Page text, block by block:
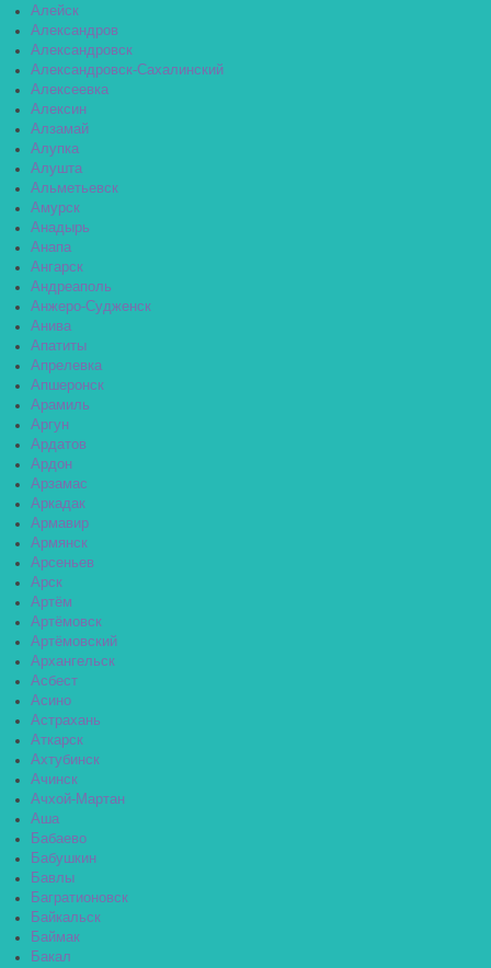
Алейск
Александров
Александровск
Александровск-Сахалинский
Алексеевка
Алексин
Алзамай
Алупка
Алушта
Альметьевск
Амурск
Анадырь
Анапа
Ангарск
Андреаполь
Анжеро-Судженск
Анива
Апатиты
Апрелевка
Апшеронск
Арамиль
Аргун
Ардатов
Ардон
Арзамас
Аркадак
Армавир
Армянск
Арсеньев
Арск
Артём
Артёмовск
Артёмовский
Архангельск
Асбест
Асино
Астрахань
Аткарск
Ахтубинск
Ачинск
Ачхой-Мартан
Аша
Бабаево
Бабушкин
Бавлы
Багратионовск
Байкальск
Баймак
Бакал